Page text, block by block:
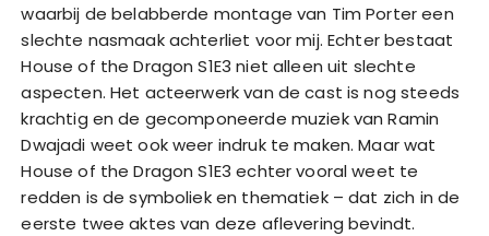
waarbij de belabberde montage van Tim Porter een
slechte nasmaak achterliet voor mij. Echter bestaat
House of the Dragon S1E3 niet alleen uit slechte
aspecten. Het acteerwerk van de cast is nog steeds
krachtig en de gecomponeerde muziek van Ramin
Dwajadi weet ook weer indruk te maken. Maar wat
House of the Dragon S1E3 echter vooral weet te
redden is de symboliek en thematiek – dat zich in de
eerste twee aktes van deze aflevering bevindt.